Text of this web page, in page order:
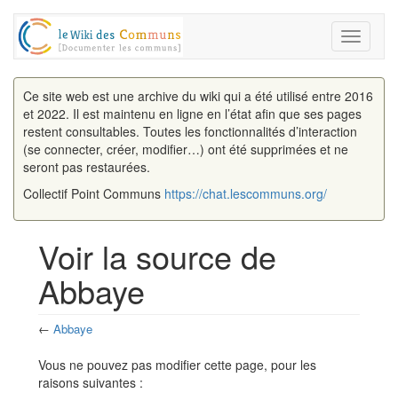
Toggle
Ce site web est une archive du wiki qui a été utilisé entre 2016
et 2022. Il est maintenu en ligne en l’état afin que ses pages
restent consultables. Toutes les fonctionnalités d’interaction
(se connecter, créer, modifier…) ont été supprimées et ne
seront pas restaurées.
Collectif Point Communs https://chat.lescommuns.org/
Voir la source de
Abbaye
← Abbaye
Vous ne pouvez pas modifier cette page, pour les
raisons suivantes :